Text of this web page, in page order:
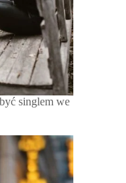
singlem we